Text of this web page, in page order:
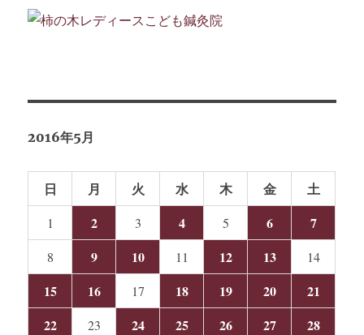
2016年5月
日 月 火 水 木 金 土
1 2 3 4 5 6 7
8 9 10 11 12 13 14
15 16 17 18 19 20
21
22
23 24 25 26 27
28